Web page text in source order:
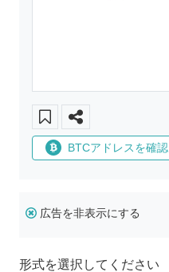
BTCアドレスを確認
広告を非表示にする
形式を選択してください